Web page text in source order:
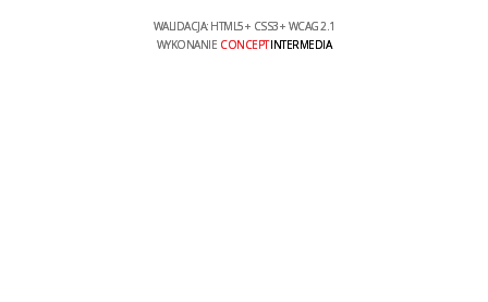
WALIDACJA: HTML5+ CSS3+ WCAG 2.1
WYKONANIE CONCEPTINTERMEDIA